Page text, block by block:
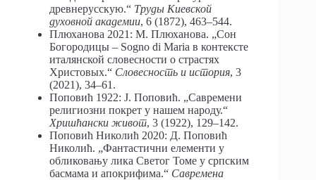
древнерусскую.“ Труды Киевской
духовной академии, 6 (1872), 463–544.
Плюханова 2021: М. Плюханова. „Сон
Богородицы – Sogno di Maria в контексте
италянской словесности о страстях
Христовых.“ Словесность и история, 3
(2021), 34–61.
Поповић 1922: Ј. Поповић. „Савремени
религиозни покрет у нашем народу.“
Хришћански живот, 3 (1922), 129–142.
Поповић Николић 2020: Д. Поповић
Николић. „Фантастични елементи у
обликовању лика Светог Томе у српским
басмама и апокрифима.“ Савремена